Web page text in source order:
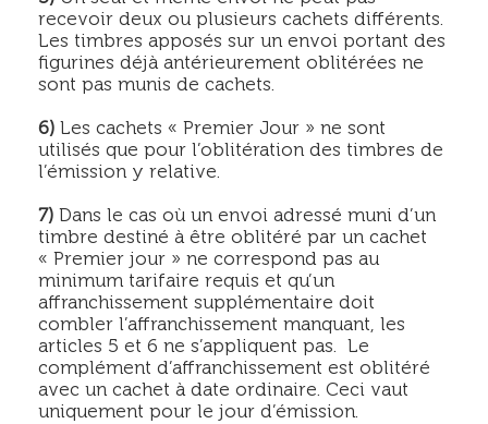
recevoir deux ou plusieurs cachets différents.
Les timbres apposés sur un envoi portant des
figurines déjà antérieurement oblitérées ne
sont pas munis de cachets.
6) Les cachets « Premier Jour » ne sont
utilisés que pour l’oblitération des timbres de
l’émission y relative.
7) Dans le cas où un envoi adressé muni d’un
timbre destiné à être oblitéré par un cachet
« Premier jour » ne correspond pas au
minimum tarifaire requis et qu’un
affranchissement supplémentaire doit
combler l’affranchissement manquant, les
articles 5 et 6 ne s’appliquent pas. Le
complément d’affranchissement est oblitéré
avec un cachet à date ordinaire. Ceci vaut
uniquement pour le jour d’émission.